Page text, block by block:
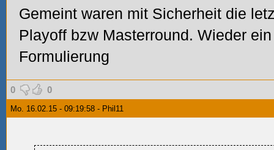
Gemeint waren mit Sicherheit die
Playoff bzw Masterround. Wieder
Formulierung
0 0
Mo. 16.02.15 - 09:19:58 - Phil11